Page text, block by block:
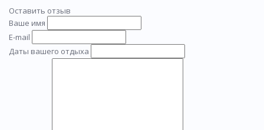
Оставить отзыв
Ваше имя
E-mail
Даты вашего отдыха